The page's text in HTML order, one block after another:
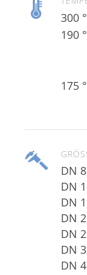
300
190
175
DN
DN
DN
DN
DN
DN
DN